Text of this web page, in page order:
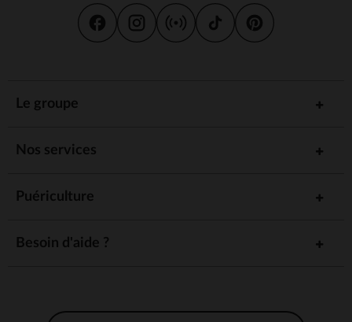
Le groupe
Nos services
Puériculture
Besoin d'aide ?